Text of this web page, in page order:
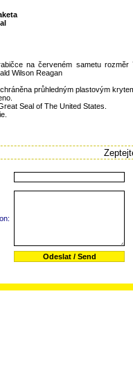
na červeném sametu
Wilson Reagan
průhledným plastovým
Seal of The United States.